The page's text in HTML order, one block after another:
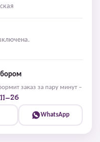
заказ за пару минут –
26
WhatsApp